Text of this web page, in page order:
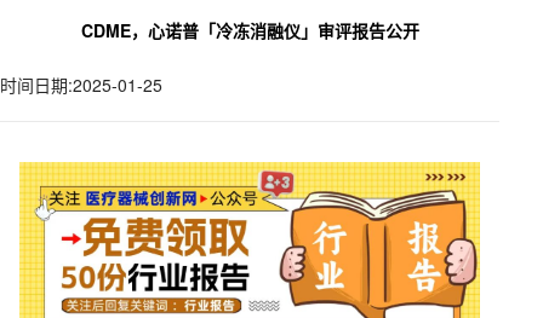
CDME，心诺普「冷冻消融仪」审评报告公开
时间日期:2025-01-25